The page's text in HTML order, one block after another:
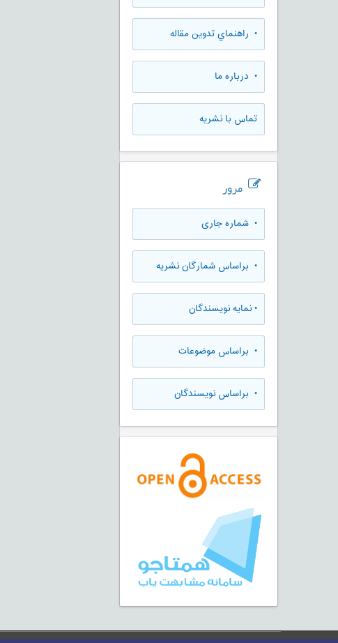
• راهنماي تدوين مقاله
• درباره ما
تماس با نشریه
مرور
• شماره جاری
• براساس شمارگان نشریه
•نمایه نویسندگان
• براساس موضوعات
• براساس نویسندگان